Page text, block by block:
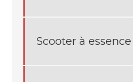
Scooter à essence